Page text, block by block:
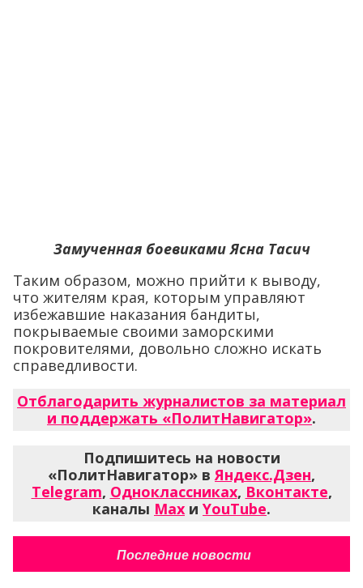
Замученная боевиками Ясна Тасич
Таким образом, можно прийти к выводу,
что жителям края, которым управляют
избежавшие наказания бандиты,
покрываемые своими заморскими
покровителями, довольно сложно искать
справедливости.
Отблагодарить журналистов за материал
и поддержать «ПолитНавигатор».
Подпишитесь на новости
«ПолитНавигатор» в Яндекс.Дзен,
Telegram, Одноклассниках, Вконтакте,
каналы Max и YouTube.
Последние новости